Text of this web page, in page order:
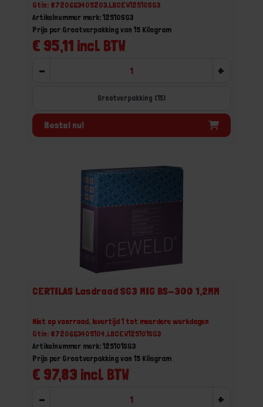
Gtin: 8720663405203,LBCEW12510SG3
Artikelnummer merk: 12510SG3
€ 95,11 incl. BTW
Prijs per Grootverpakking van 15 Kilogram
- +
Grootverpakking (15)
Bestel nu!
CERTILAS Lasdraad SG3 MIG BS-300 1,2MM
Niet op voorraad, levertijd 1 tot meerdere werkdagen
Gtin: 8720663405104,LBCEW125101SG3
Artikelnummer merk: 125101SG3
€ 97,83 incl. BTW
Prijs per Grootverpakking van 15 Kilogram
- +